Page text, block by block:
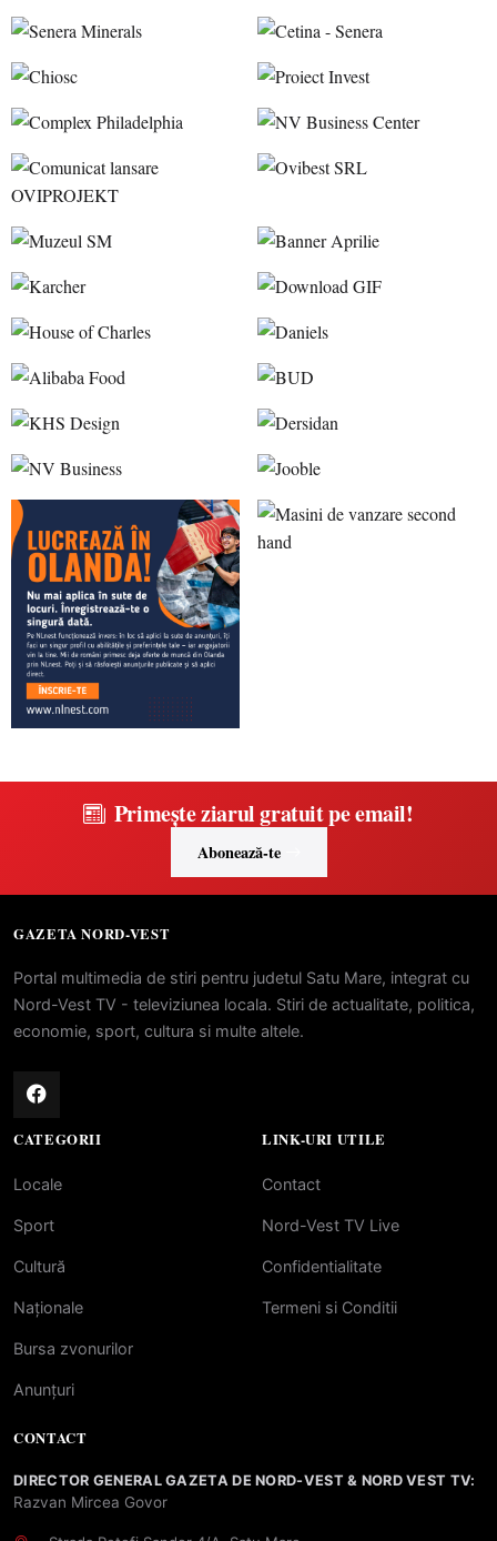
Primește ziarul gratuit pe email!
Abonează-te
GAZETA NORD-VEST
Portal multimedia de stiri pentru judetul Satu Mare, integrat cu
Nord-Vest TV - televiziunea locala. Stiri de actualitate, politica,
economie, sport, cultura si multe altele.
CATEGORII
Locale
Sport
Cultură
Naționale
Bursa zvonurilor
Anunțuri
LINK-URI UTILE
Contact
Nord-Vest TV Live
Confidentialitate
Termeni si Conditii
CONTACT
DIRECTOR GENERAL GAZETA DE NORD-VEST & NORD VEST TV:
Razvan Mircea Govor